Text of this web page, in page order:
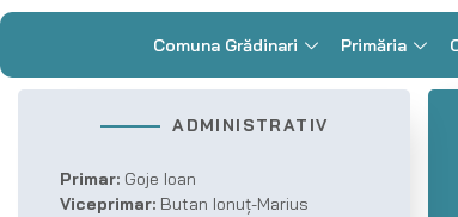
Comuna Grădinari Primăria
ADMINISTRATIV
Primar: Goje Ioan
Viceprimar: Butan Ionuț-Marius